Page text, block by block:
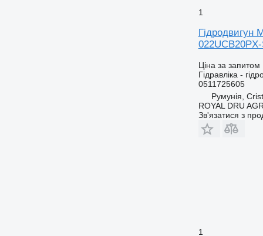
1
Гідродвигун
Ціна за запитом
Гідравліка -
0511725605
Румунія,
ROYAL DRU
Зв'язатися з
1